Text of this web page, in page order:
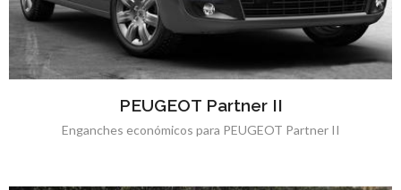
PEUGEOT Partner II
Enganches económicos para PEUGEOT Partner II